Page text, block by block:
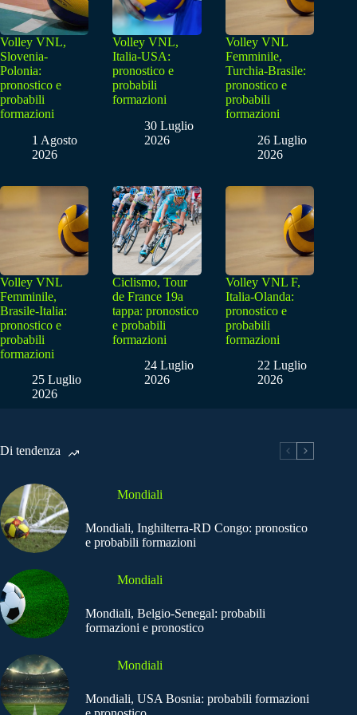
Volley VNL,
Slovenia-
Polonia:
pronostico e
probabili
formazioni
1 Agosto
2026
Volley VNL,
Italia-USA:
pronostico e
probabili
formazioni
30 Luglio
2026
Volley VNL
Femminile,
Turchia-Brasile:
pronostico e
probabili
formazioni
26 Luglio
2026
Volley VNL
Femminile,
Brasile-Italia:
pronostico e
probabili
formazioni
25 Luglio
2026
Ciclismo, Tour
de France 19a
tappa: pronostico
e probabili
formazioni
24 Luglio
2026
Volley VNL F,
Italia-Olanda:
pronostico e
probabili
formazioni
22 Luglio
2026
Di tendenza
Mondiali
Mondiali, Inghilterra-RD Congo: pronostico
e probabili formazioni
Mondiali
Mondiali, Belgio-Senegal: probabili
formazioni e pronostico
Mondiali
Mondiali, USA Bosnia: probabili formazioni